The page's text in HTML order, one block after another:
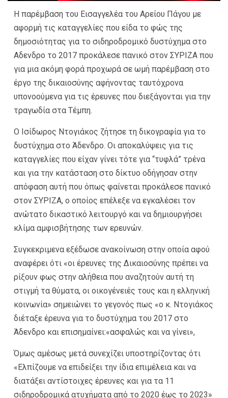
Η παρέμβαση του Εισαγγελέα του Αρείου Πάγου με
αφορμή τις καταγγελίες που είδα το φώς της
δημοσιότητας για το σιδηροδρομικό δυστύχημα στο
Αδενδρο το 2017 προκάλεσε πανικό στον ΣΥΡΙΖΑ που
για μια ακόμη φορά προχωρά σε ωμή παρέμβαση στο
έργο της δικαιοσύνης αφήνοντας ταυτόχρονα
υπονοούμενα για τις έρευνες που διεξάγονται για την
τραγωδία στα Τέμπη.
Ο Ισίδωρος Ντογιάκος ζήτησε τη δικογραφία για το
δυστύχημα στο Άδενδρο. Οι αποκαλύψεις για τις
καταγγελίες που είχαν γίνει τότε για “τυφλά” τρένα
και για την κατάσταση στο δίκτυο οδήγησαν στην
απόφαση αυτή που όπως φαίνεται προκάλεσε πανικό
στον ΣΥΡΙΖΑ, ο οποίος επέλεξε να εγκαλέσει τον
ανώτατο δικαστικό λειτουργό και να δημιουργήσει
κλίμα αμφισβήτησης των ερευνών.
Συγκεκριμενα εξέδωσε ανακοίνωση στην οποία αφού
αναφέρει ότι «οι έρευνες της Δικαιοσύνης πρέπει να
ρίξουν φως στην αλήθεια που αναζητούν αυτή τη
στιγμή τα θύματα, οι οικογένειές τους και η ελληνική
κοινωνία» σημειώνει το γεγονός πως «ο κ. Ντογιάκος
διέταξε έρευνα για το δυστύχημα του 2017 στο
Άδενδρο και επισημαίνει:«ασφαλώς και να γίνει»,
Όμως αμέσως μετά συνεχίζει υποστηρίζοντας ότι
«Ελπίζουμε να επιδείξει την ίδια επιμέλεια και να
διατάξει αντίστοιχες έρευνες και για τα 11
σιδηροδρομικά ατυχήματα από το 2020 έως το 2023»